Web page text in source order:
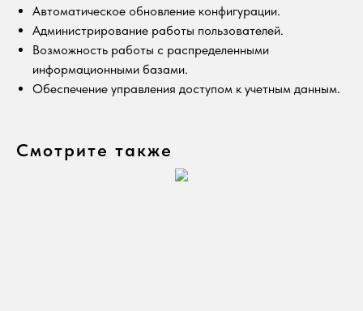
Автоматическое обновление конфигурации.
Администрирование работы пользователей.
Возможность работы с распределенными
информационными базами.
Обеспечение управления доступом к учетным данным.
Смотрите также